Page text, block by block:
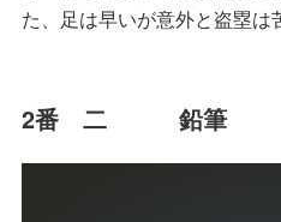
た、足は早いが意外と盗塁は
2番 二 鉛筆